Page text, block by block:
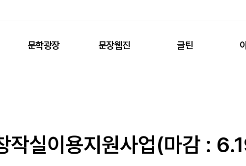
문학광장 문장웹진 글틴
실이용지원사업(마감 :